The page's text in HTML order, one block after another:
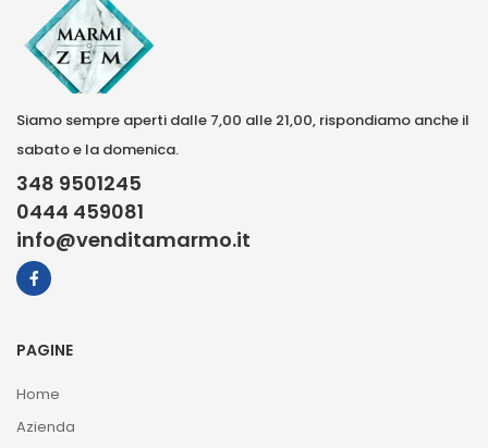
Siamo sempre aperti dalle 7,00 alle 21,00, rispondiamo anche il
sabato e la domenica.
348 9501245
0444 459081
info@venditamarmo.it
PAGINE
Home
Azienda